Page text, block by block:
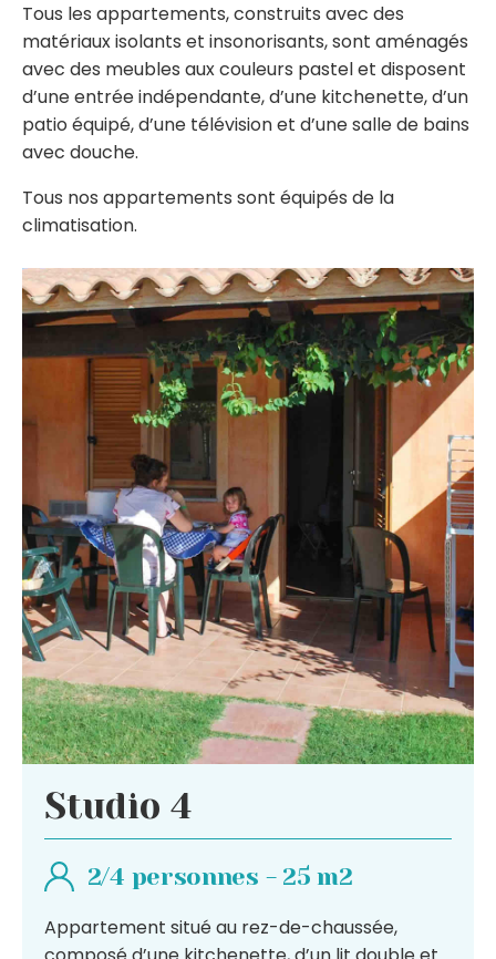
Tous les appartements, construits avec des
matériaux isolants et insonorisants, sont aménagés
avec des meubles aux couleurs pastel et disposent
d’une entrée indépendante, d’une kitchenette, d’un
patio équipé, d’une télévision et d’une salle de bains
avec douche.
Tous nos appartements sont équipés de la
climatisation.
Studio 4
2/4 personnes - 25 m2
Appartement situé au rez-de-chaussée,